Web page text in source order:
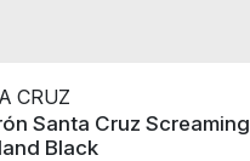
CRUZ
Santa Cruz Screaming
Black